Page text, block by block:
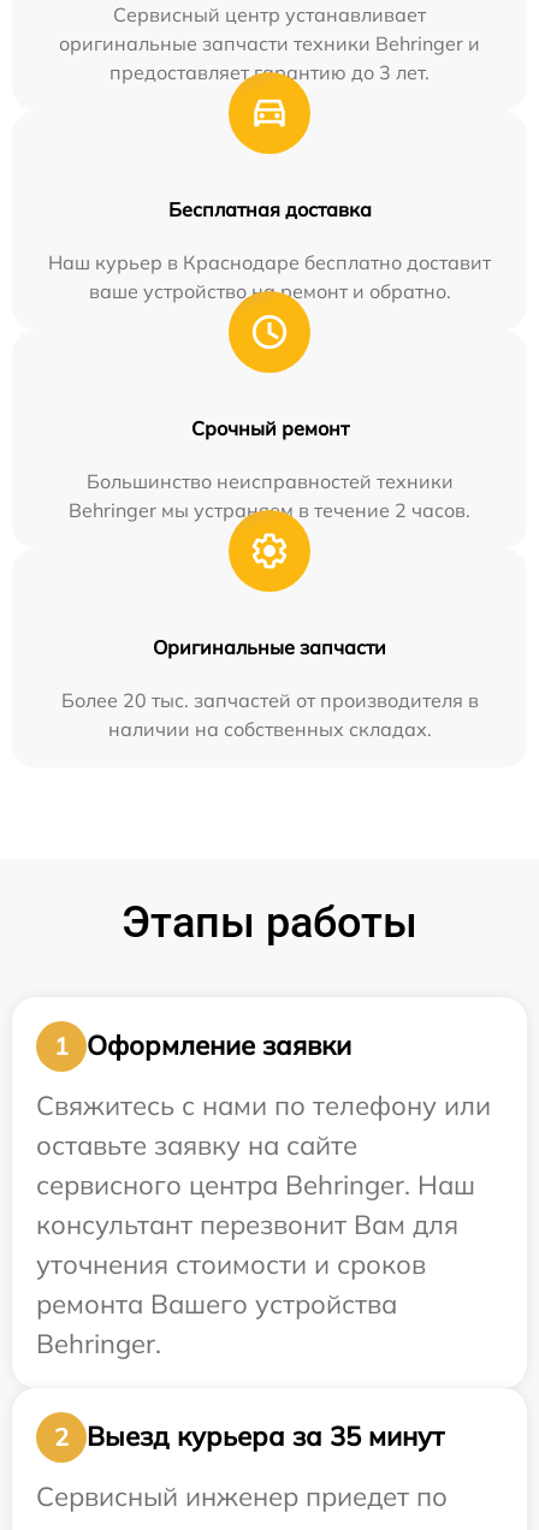
Сервисный центр устанавливает
оригинальные запчасти техники Behringer и
предоставляет гарантию до 3 лет.
Бесплатная доставка
Наш курьер в Краснодаре бесплатно доставит
ваше устройство на ремонт и обратно.
Срочный ремонт
Большинство неисправностей техники
Behringer мы устраняем в течение 2 часов.
Оригинальные запчасти
Более 20 тыс. запчастей от производителя в
наличии на собственных складах.
Этапы работы
1
Оформление заявки
Свяжитесь с нами по телефону или
оставьте заявку на сайте
сервисного центра Behringer. Наш
консультант перезвонит Вам для
уточнения стоимости и сроков
ремонта Вашего устройства
Behringer.
2
Выезд курьера за 35 минут
Сервисный инженер приедет по